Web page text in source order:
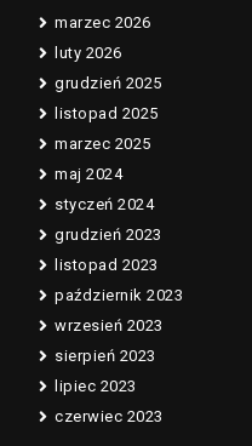
marzec 2026
luty 2026
grudzień 2025
listopad 2025
marzec 2025
maj 2024
styczeń 2024
grudzień 2023
listopad 2023
październik 2023
wrzesień 2023
sierpień 2023
lipiec 2023
czerwiec 2023